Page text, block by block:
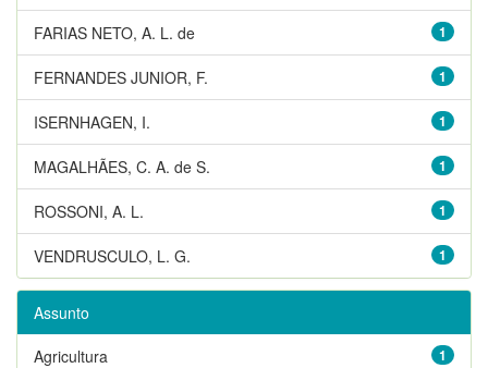
1
FARIAS NETO, A. L. de
1
FERNANDES JUNIOR, F.
1
ISERNHAGEN, I.
1
MAGALHÃES, C. A. de S.
1
ROSSONI, A. L.
1
VENDRUSCULO, L. G.
Assunto
1
Agricultura